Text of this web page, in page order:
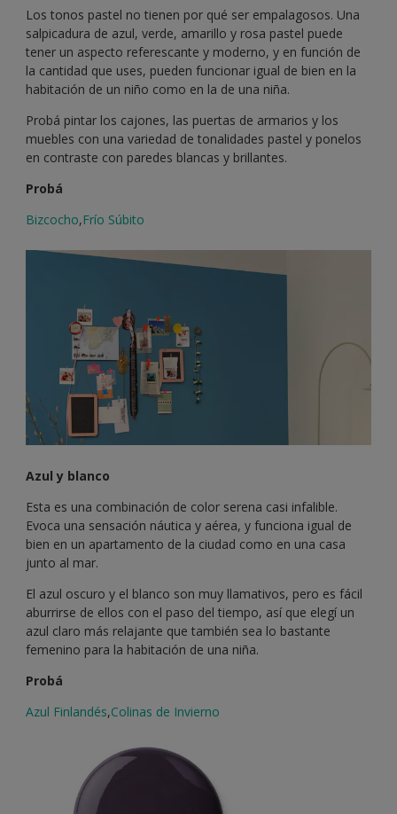
Los tonos pastel no tienen por qué ser empalagosos. Una
salpicadura de azul, verde, amarillo y rosa pastel puede
tener un aspecto referescante y moderno, y en función de
la cantidad que uses, pueden funcionar igual de bien en la
habitación de un niño como en la de una niña.
Probá pintar los cajones, las puertas de armarios y los
muebles con una variedad de tonalidades pastel y ponelos
en contraste con paredes blancas y brillantes.
Probá
Bizcocho,Frío Súbito
Azul y blanco
Esta es una combinación de color serena casi infalible.
Evoca una sensación náutica y aérea, y funciona igual de
bien en un apartamento de la ciudad como en una casa
junto al mar.
El azul oscuro y el blanco son muy llamativos, pero es fácil
aburrirse de ellos con el paso del tiempo, así que elegí un
azul claro más relajante que también sea lo bastante
femenino para la habitación de una niña.
Probá
Azul Finlandés,Colinas de Invierno